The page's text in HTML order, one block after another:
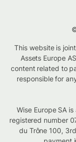
This website is
Assets Europe
content related to
responsible for
Wise Europe SA
registered number
du Trône 100,